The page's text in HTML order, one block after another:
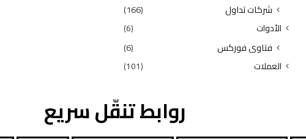
شركات تداول
(166)
الأدوات (6)
فتاوى فوركس (6)
العملات (101)
روابط تنقّل سريع